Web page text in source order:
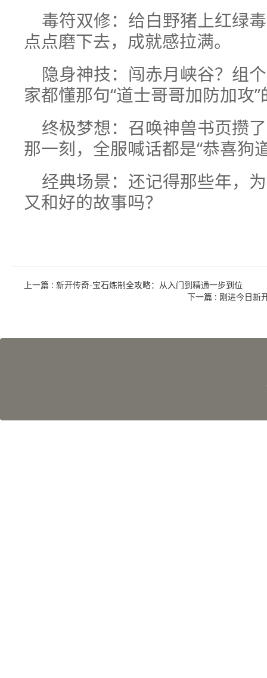
毒符双修：给白野猪上红绿
点点磨下去，成就感拉满。
隐身神技：闯赤月峡谷？组
家都懂那句“道士哥哥加防加攻
终极梦想：召唤神兽书页攒
那一刻，全服喊话都是“恭喜狗
经典场景：还记得那些年，
又和好的故事吗？
上一篇 : 新开传奇-宝石炼制全攻略：从入门到精通一步到位
下一篇 : 刚进今日新